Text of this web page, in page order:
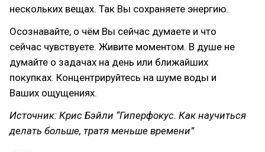
нескольких вещах. Так Вы сохраняете энергию.
Осознавайте, о чём Вы сейчас думаете и что
сейчас чувствуете. Живите моментом. В душе не
думайте о задачах на день или ближайших
покупках. Концентрируйтесь на шуме воды и
Ваших ощущениях.
Источник: Крис Бэйли “Гиперфокус. Как научиться
делать больше, тратя меньше времени”